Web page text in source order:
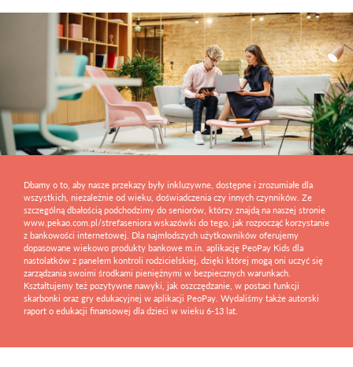
Dbamy o to, aby nasze przekazy były inkluzywne, dostępne i zrozumiałe dla
wszystkich, niezależnie od wieku, doświadczenia czy innych czynników. Ze
szczególną dbałością podchodzimy do seniorów, którzy znajdą na naszej stronie
www.pekao.com.pl/strefaseniora wskazówki do tego, jak rozpocząć korzystanie
z bankowości internetowej. Dla najmłodszych użytkowników oferujemy
dopasowane wiekowo produkty bankowe m.in. aplikację PeoPay Kids dla
nastolatków z panelem kontroli rodzicielskiej, dzięki której mogą oni uczyć się
zarządzania swoimi środkami pieniężnymi w bezpiecznych warunkach.
Kształtujemy też pozytywne nawyki, jak oszczędzanie, w postaci funkcji
skarbonki oraz gry edukacyjnej w aplikacji PeoPay. Wydaliśmy także autorski
raport o edukacji finansowej dla dzieci w wieku 6-13 lat.